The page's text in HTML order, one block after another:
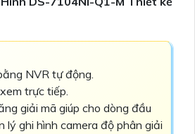
NVR tự động.
trực tiếp.
giải mã giúp cho dòng đầu
lý ghi hình camera độ phân giải